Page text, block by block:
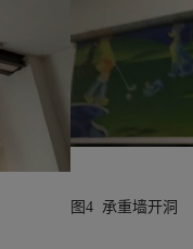
图4 承重墙开洞